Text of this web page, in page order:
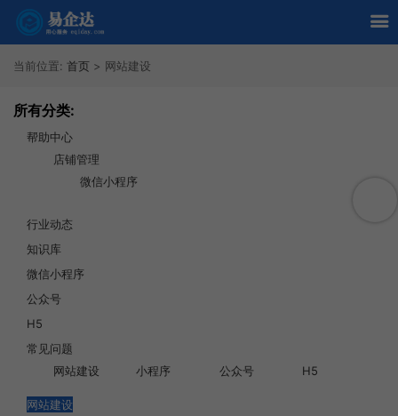
当前位置: 首页 > 网站建设
所有分类:
帮助中心
店铺管理
微信小程序
行业动态
知识库
微信小程序
公众号
H5
常见问题
网站建设
小程序 公众号 H5
网站建设